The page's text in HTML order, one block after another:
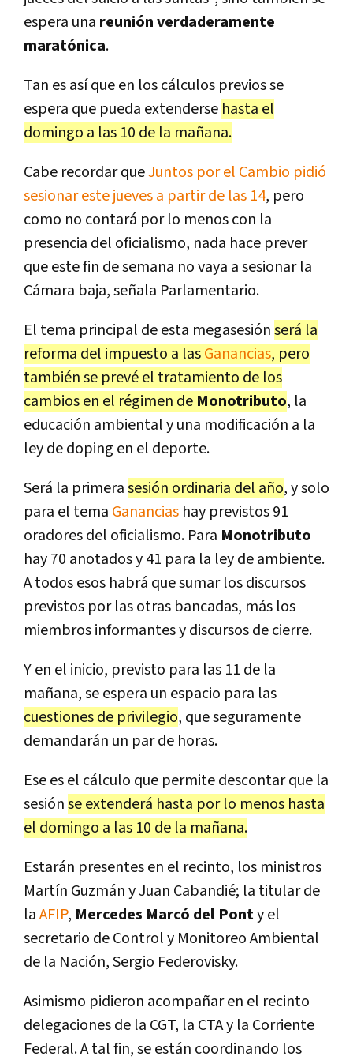
espera una reunión verdaderamente
maratónica.
Tan es así que en los cálculos previos se
espera que pueda extenderse hasta el
domingo a las 10 de la mañana.
Cabe recordar queJuntos por el Cambio pidió
sesionar este jueves a partir de las 14, pero
como no contará por lo menos con la
presencia del oficialismo, nada hace prever
que este fin de semana no vaya a sesionar la
Cámara baja, señala Parlamentario.
El tema principal de esta megasesiónserá la
reforma del impuesto a lasGanancias, pero
también se prevé el tratamiento de los
cambios en el régimen de Monotributo, la
educación ambiental y una modificación a la
ley de doping en el deporte.
Será la primerasesión ordinaria del año, y solo
para el tema Ganancias hay previstos 91
oradores del oficialismo. Para Monotributo
hay 70 anotados y 41 para la ley de ambiente.
A todos esos habrá que sumar los discursos
previstos por las otras bancadas, más los
miembros informantes y discursos de cierre.
Y en el inicio, previsto para las 11 de la
mañana, se espera un espacio para las
cuestiones de privilegio, que seguramente
demandarán un par de horas.
Ese es el cálculo que permite descontar que la
sesiónse extenderá hasta por lo menos hasta
el domingo a las 10 de la mañana.
Estarán presentes en el recinto, los ministros
Martín Guzmán y Juan Cabandié; la titular de
laAFIP, Mercedes Marcó del Ponty el
secretario de Control y Monitoreo Ambiental
de la Nación, Sergio Federovisky.
Asimismo pidieron acompañar en el recinto
delegaciones de la CGT, la CTA y la Corriente
Federal. A tal fin, se están coordinando los